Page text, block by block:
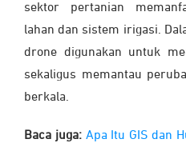
sektor pertanian
lahan dan sistem irigasi.
drone digunakan untuk
sekaligus memantau
berkala.
Baca juga: Apa Itu GIS dan